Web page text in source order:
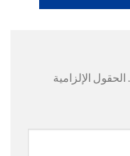
الحقول الإلزامية